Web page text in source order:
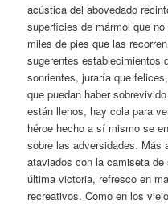
acústica del abovedado
superficies de mármol que
miles de pies que las
sugerentes establecimientos
sonrientes, juraría que
que puedan haber
están llenos, hay cola para
héroe hecho a sí mismo se
sobre las adversidades. Más
ataviados con la camiseta
última victoria, refresco en
recreativos. Como en los